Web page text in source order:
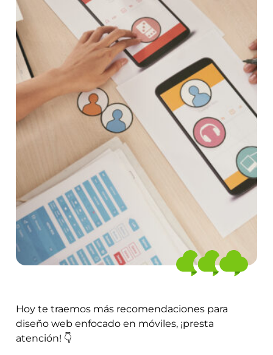
Hoy te traemos más recomendaciones para
diseño web enfocado en móviles, ¡presta
atención! 👇